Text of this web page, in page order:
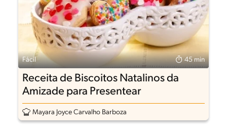
Fácil 45 min
Receita de Biscoitos Natalinos da
Amizade para Presentear
Mayara Joyce Carvalho Barboza